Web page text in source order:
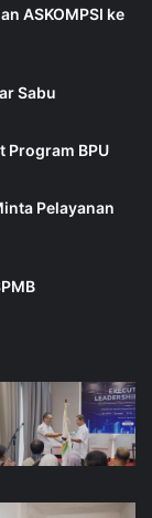
ASKOMPSI ke
Sabu
Program BPU
Pelayanan